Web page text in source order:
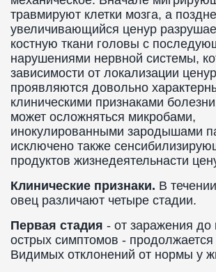
травмируют клетки мозга, а
увеличивающийся ценур
костную ткани головы с
нарушениями нервной системы,
зависимости от локализации
проявляются довольно
клиническими признаками
может осложняться микробами,
инокулированными зародышами
исключено также
продуктов жизнедеятельнасти
Клинические признаки. В
овец различают четыре стадии.
Первая стадия - от заражения до
острых симптомов -
Видимых отклонений от нормы у